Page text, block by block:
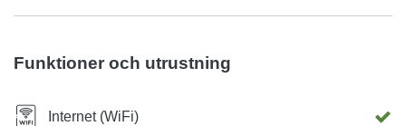
Funktioner och utrustning
Internet (WiFi)